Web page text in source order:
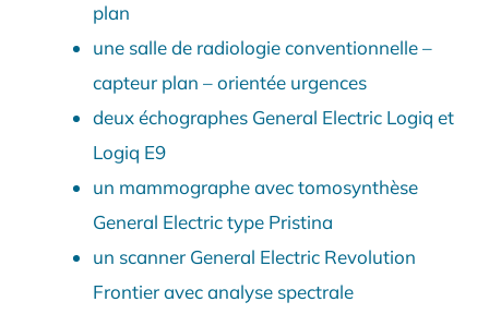
plan
une salle de radiologie conventionnelle –
capteur plan – orientée urgences
deux échographes General Electric Logiq et
Logiq E9
un mammographe avec tomosynthèse
General Electric type Pristina
un scanner General Electric Revolution
Frontier avec analyse spectrale